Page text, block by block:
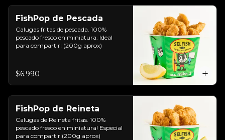
FishPop de Pescada
Calugas fritas de pescada. 100%
pescado fresco en miniatura. Ideal
para compartir! (200g aprox)
$6.990
FishPop de Reineta
Calugas de Reineta fritas. 100%
pescado fresco en miniatura! Especial
para compartir!(200g aprox)